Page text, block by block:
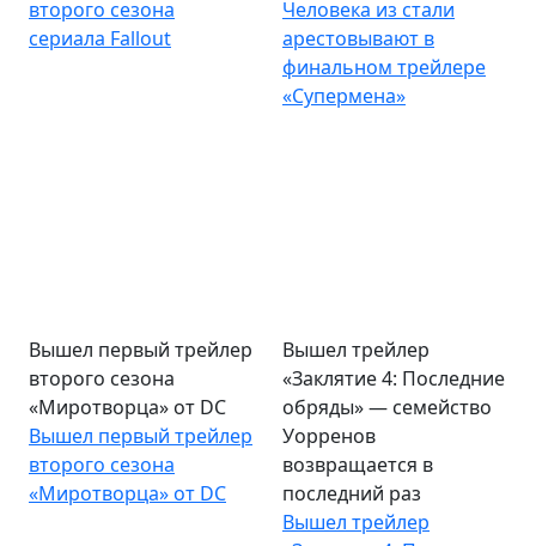
второго сезона
сериала Fallout
Человека из стали
арестовывают в
финальном трейлере
«Супермена»
Вышел первый трейлер
второго сезона
«Миротворца» от DC
Вышел первый трейлер
второго сезона
«Миротворца» от DC
Вышел трейлер
«Заклятие 4: Последние
обряды» — семейство
Уорренов
возвращается в
последний раз
Вышел трейлер